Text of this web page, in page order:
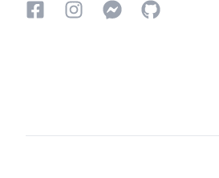
FacebookkiInstagrammiInstagrammi
GitHub